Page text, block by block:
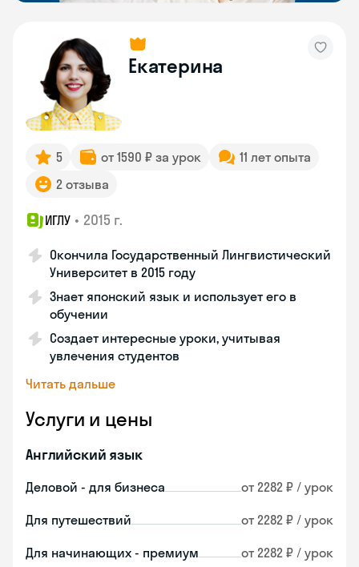
Екатерина
5 от 1590 ₽ за урок
11 лет опыта
2 отзыва
ИГЛУ • 2015 г.
Окончила Государственный Лингвистический
Университет в 2015 году
Знает японский язык и использует его в
обучении
Создает интересные уроки, учитывая
увлечения студентов
Читать дальше
Услуги и цены
Английский язык
Деловой - для бизнеса от 2282 ₽ / урок
Для путешествий от 2282 ₽ / урок
Для начинающих - премиум от 2282 ₽ / урок